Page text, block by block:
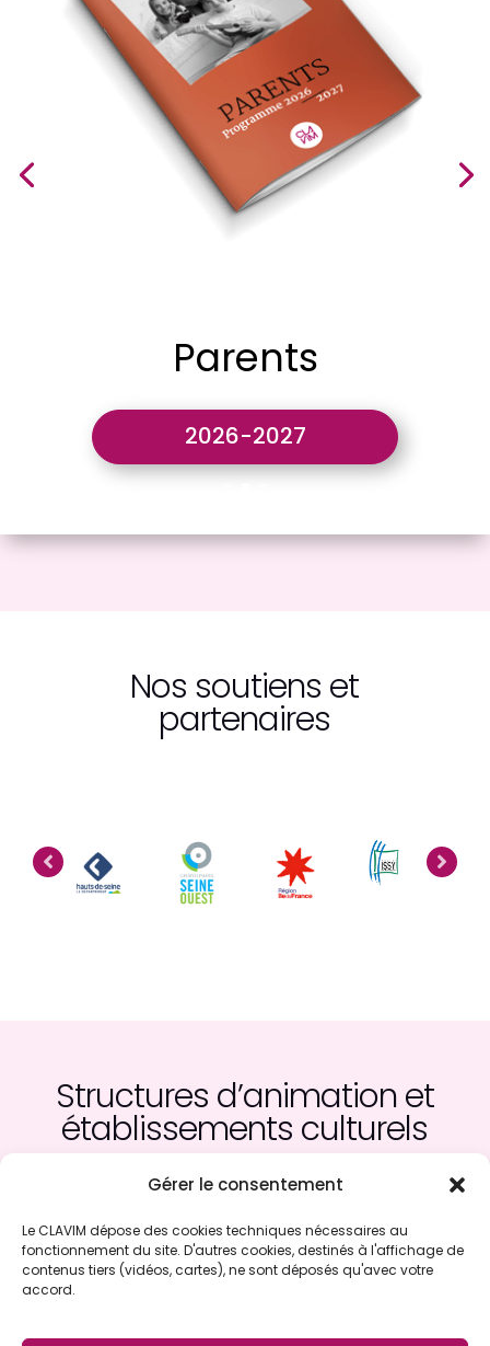
Gérer le consentement
Le CLAVIM dépose des cookies techniques nécessaires au
fonctionnement du site. D'autres cookies, destinés à l'affichage de
contenus tiers (vidéos, cartes), ne sont déposés qu'avec votre
accord.
Parents
2026-2027
Nos soutiens et
partenaires
Structures d’animation et
établissements culturels